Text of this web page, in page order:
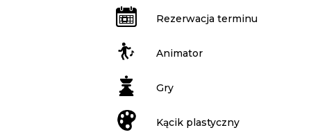
Rezerwacja terminu
Animator
Gry
Kącik plastyczny